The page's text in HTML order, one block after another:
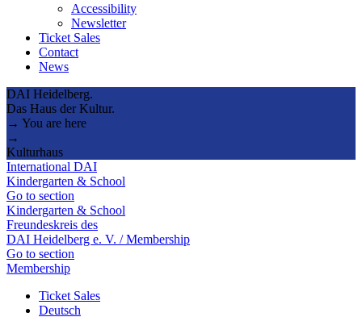
Accessibility
Newsletter
Ticket Sales
Contact
News
DAI Heidelberg.
Das Haus der Kultur.
→ You are here
→
Kulturhaus
International DAI
Kindergarten & School
Go to section
Kindergarten & School
Freundeskreis des
DAI Heidelberg e. V. / Membership
Go to section
Membership
Ticket Sales
Deutsch